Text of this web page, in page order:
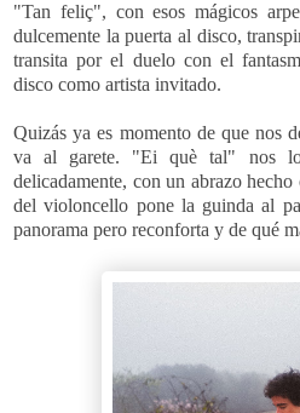
"Tan feliç", con esos mágicos
dulcemente la puerta al disco,
transita por el duelo con el
disco como artista invitado.
Quizás ya es momento de que nos
va al garete. "Ei què tal" nos
delicadamente, con un abrazo
del violoncello pone la guinda al
panorama pero reconforta y de qué